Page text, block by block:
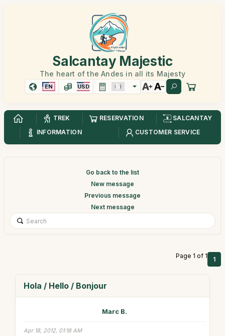
Salcantay Majestic
The heart of the Andes in all its Majesty
EN USD
TREK RESERVATION
SALCANTAY
INFORMATION
CUSTOMER SERVICE
Go back to the list
New message
Previous message
Next message
Page 1 of 1 1
Hola / Hello / Bonjour
Marc B.
Apr 18, 2012, 01:18 AM